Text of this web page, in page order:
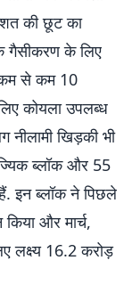
की छूट का
गैसीकरण के लिए
कम से कम 10
कोयला उपलब्ध
नीलामी खिड़की भी
ब्लॉक और 55
इन ब्लॉक ने पिछले
और मार्च,
लक्ष्य 16.2 करोड़